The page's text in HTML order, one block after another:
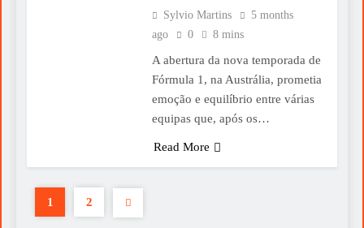
Sylvio Martins
5 months
ago
0 8 mins
A abertura da nova temporada de
Fórmula 1, na Austrália, prometia
emoção e equilíbrio entre várias
equipas que, após os…
Read More
1 2